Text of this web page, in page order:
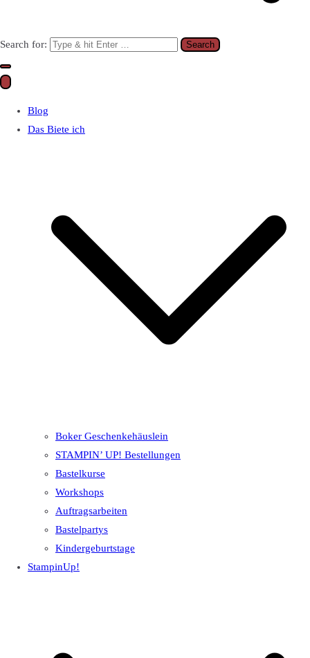
Search for:
Blog
Das Biete ich
Boker Geschenkehäuslein
STAMPIN’ UP! Bestellungen
Bastelkurse
Workshops
Auftragsarbeiten
Bastelpartys
Kindergeburtstage
StampinUp!